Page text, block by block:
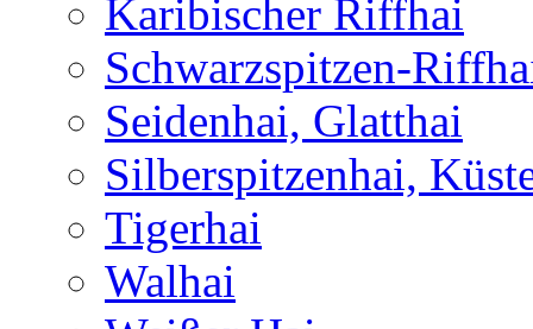
Karibischer Riffhai
Schwarzspitzen-
Seidenhai, Glatthai
Silberspitzenhai,
Tigerhai
Walhai